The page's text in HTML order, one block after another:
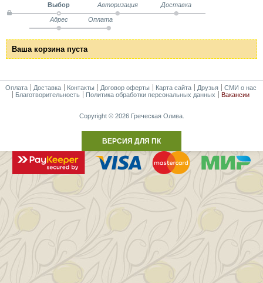
Выбор Авторизация Доставка
Адрес Оплата
Ваша корзина пуста
Оплата Доставка Контакты Договор оферты Карта сайта Друзья
СМИ о нас
Благотворительность
Политика обработки персональных данных Вакансии
Copyright © 2026 Греческая Олива.
ВЕРСИЯ ДЛЯ ПК